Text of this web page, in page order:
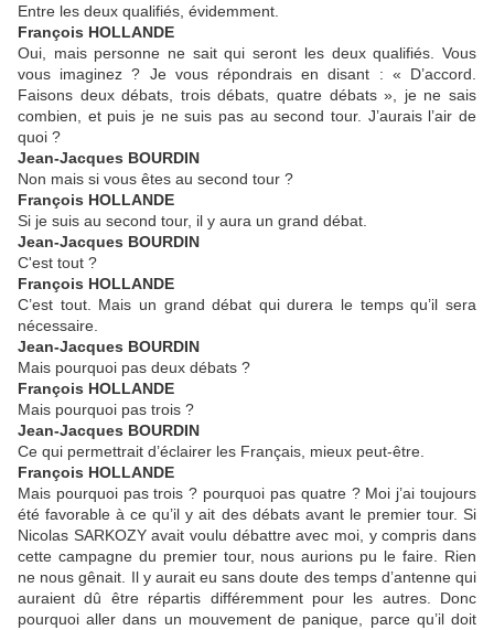
Entre les deux qualifiés, évidemment.
François HOLLANDE
Oui, mais personne ne sait qui seront les deux qualifiés. Vous
vous imaginez ? Je vous répondrais en disant : « D’accord.
Faisons deux débats, trois débats, quatre débats », je ne sais
combien, et puis je ne suis pas au second tour. J’aurais l’air de
quoi ?
Jean-Jacques BOURDIN
Non mais si vous êtes au second tour ?
François HOLLANDE
Si je suis au second tour, il y aura un grand débat.
Jean-Jacques BOURDIN
C'est tout ?
François HOLLANDE
C’est tout. Mais un grand débat qui durera le temps qu’il sera
nécessaire.
Jean-Jacques BOURDIN
Mais pourquoi pas deux débats ?
François HOLLANDE
Mais pourquoi pas trois ?
Jean-Jacques BOURDIN
Ce qui permettrait d’éclairer les Français, mieux peut-être.
François HOLLANDE
Mais pourquoi pas trois ? pourquoi pas quatre ? Moi j’ai toujours
été favorable à ce qu’il y ait des débats avant le premier tour. Si
Nicolas SARKOZY avait voulu débattre avec moi, y compris dans
cette campagne du premier tour, nous aurions pu le faire. Rien
ne nous gênait. Il y aurait eu sans doute des temps d’antenne qui
auraient dû être répartis différemment pour les autres. Donc
pourquoi aller dans un mouvement de panique, parce qu’il doit